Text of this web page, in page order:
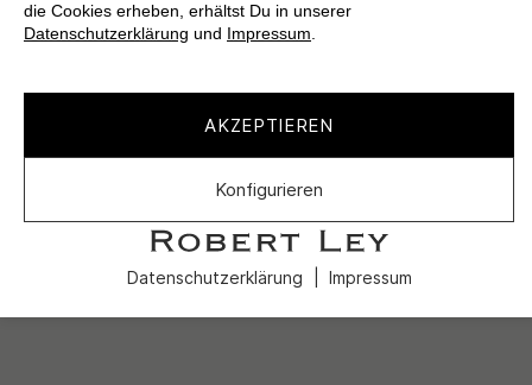
die Cookies erheben, erhältst Du in unserer
Datenschutzerklärung und Impressum.
AKZEPTIEREN
Konfigurieren
Datenschutzerklärung Impressum